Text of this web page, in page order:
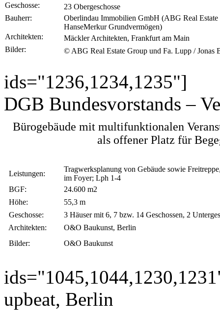
Geschosse:
23 Obergeschosse
Bauherr:
Oberlindau Immobilien GmbH (ABG Real
HanseMerkur Grundvermögen)
Architekten:
Mäckler Architekten, Frankfurt am Main
Bilder:
© ABG Real Estate Group und Fa. Lupp / Jonas
ids="1236,1234,1235"]
DGB Bundesvorstands –
Bürogebäude mit multifunktionalen
als offener Platz für
Leistungen:
Tragwerksplanung von Gebäude sowie
im Foyer; Lph 1-4
BGF:
24.600 m2
Höhe:
55,3 m
Geschosse:
3 Häuser mit 6, 7 bzw. 14 Geschossen, 2
Architekten:
O&O Baukunst, Berlin
Bilder:
O&O Baukunst
upbeat, Berlin